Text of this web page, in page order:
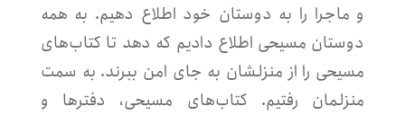
و ماجرا را به دوستان خود اطلاع دهیم. به همه
دوستان مسیحی اطلاع دادیم که دهد تا کتاب‌های
مسیحی را از منزلشان به جای امن ببرند. به سمت
منزلمان رفتیم. کتاب‌های مسیحی، دفترها و